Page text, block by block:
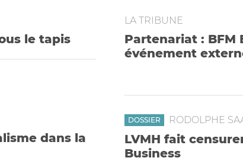
le tapis
LA TRIBUNE
Partenariat : BFM
événement
dans la
DOSSIER RODOLPHE
LVMH fait
Business